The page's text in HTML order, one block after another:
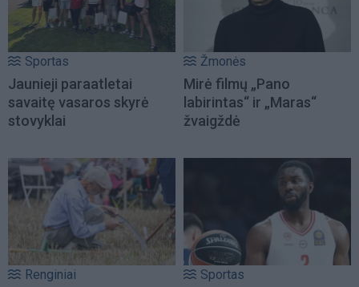
Sportas
Jaunieji paraatletai
savaitę vasaros skyrė
stovyklai
Žmonės
Mirė filmų „Pano
labirintas“ ir „Maras“
žvaigždė
Renginiai Sportas